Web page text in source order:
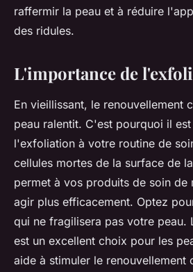
raffermir la peau et à réduire
des ridules.
L'importance de
En vieillissant, le renouvellement
peau ralentit. C'est pourquoi il
l'exfoliation à votre routine de
cellules mortes de la surface de
permet à vos produits de soin de
agir plus efficacement. Optez
qui ne fragilisera pas votre peau.
est un excellent choix pour les
aide à stimuler le renouvellement